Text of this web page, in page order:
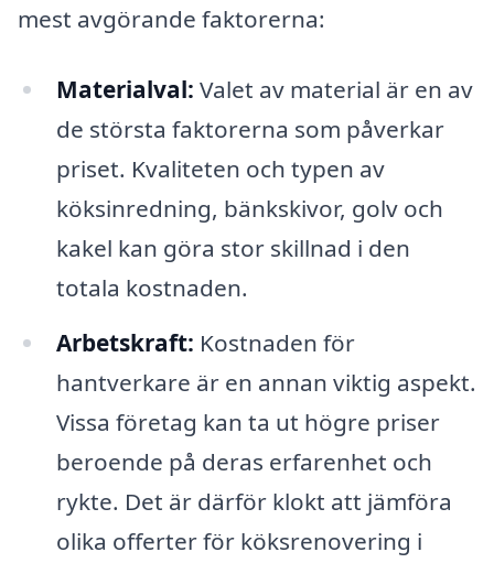
mest avgörande faktorerna:
Materialval: Valet av material är en av
de största faktorerna som påverkar
priset. Kvaliteten och typen av
köksinredning, bänkskivor, golv och
kakel kan göra stor skillnad i den
totala kostnaden.
Arbetskraft: Kostnaden för
hantverkare är en annan viktig aspekt.
Vissa företag kan ta ut högre priser
beroende på deras erfarenhet och
rykte. Det är därför klokt att jämföra
olika offerter för köksrenovering i